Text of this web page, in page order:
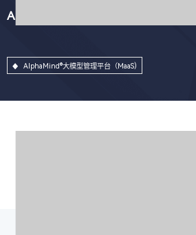
AlphaMind®大模型管理平台（MaaS)
AlphaMind®大模型管理平台（MaaS)